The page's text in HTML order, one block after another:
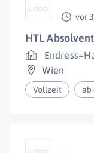
vor
HTL
Wien
Vollzeit ab